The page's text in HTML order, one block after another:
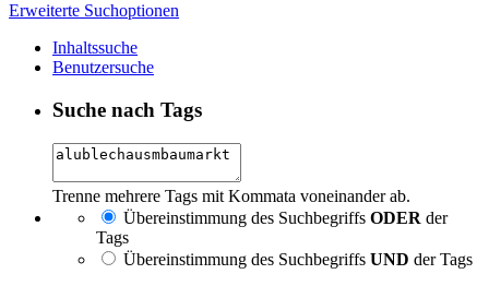
Erweiterte Suchoptionen
Inhaltssuche
Benutzersuche
Suche nach Tags
Trenne mehrere Tags mit Kommata voneinander ab.
Übereinstimmung des Suchbegriffs ODER der
Tags
Übereinstimmung des Suchbegriffs UND der Tags